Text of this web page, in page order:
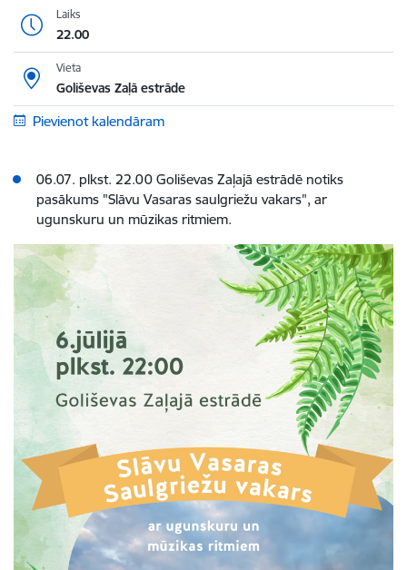
Laiks
22.00
Vieta
Goliševas Zaļā estrāde
Pievienot kalendāram
06.07. plkst. 22.00 Goliševas Zaļajā estrādē notiks
pasākums "Slāvu Vasaras saulgriežu vakars", ar
ugunskuru un mūzikas ritmiem.